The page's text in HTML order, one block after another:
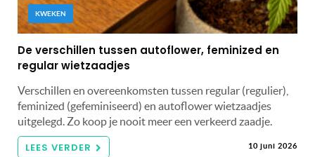
KWEKEN
De verschillen tussen autoflower, feminized en
regular wietzaadjes
Verschillen en overeenkomsten tussen regular (regulier),
feminized (gefeminiseerd) en autoflower wietzaadjes
uitgelegd. Zo koop je nooit meer een verkeerd zaadje.
LEES VERDER 10 juni 2026